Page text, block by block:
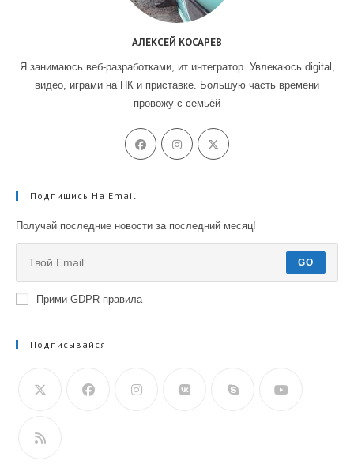
АЛЕКСЕЙ КОСАРЕВ
Я занимаюсь веб-разработками, ит интегратор. Увлекаюсь digital,
видео, играми на ПК и приставке. Большую часть времени
провожу с семьёй
Подпишись На Email
Получай последние новости за последний месяц!
GO
Прими GDPR правила
Подписывайся